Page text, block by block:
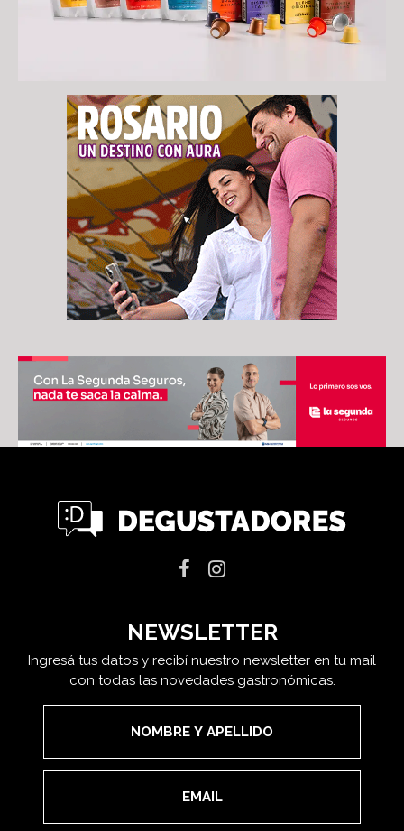
NEWSLETTER
Ingresá tus datos y recibí nuestro newsletter en tu mail
con todas las novedades gastronómicas.